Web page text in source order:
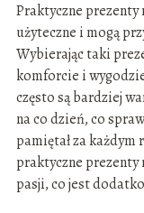
Praktyczne prezenty
użyteczne i mogą
Wybierając taki
komforcie i
często są bardziej
na co dzień, co
pamiętał za każdym
praktyczne
pasji, co jest